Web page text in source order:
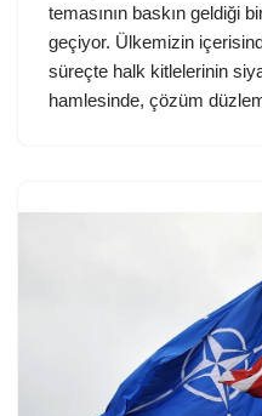
temasının baskın geldiği
geçiyor. Ülkemizin
süreçte halk kitlelerinin
hamlesinde, çözüm